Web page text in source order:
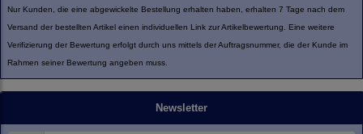
Nur Kunden, die eine abgewickelte Bestellung erhalten haben, erhalten 7 Tage nach dem
Versand der bestellten Artikel einen individuellen Link zur Artikelbewertung. Eine weitere
Verifizierung der Bewertung erfolgt durch uns mittels der Auftragsnummer, die der Kunde im
Rahmen seiner Bewertung angeben muss.
Newsletter